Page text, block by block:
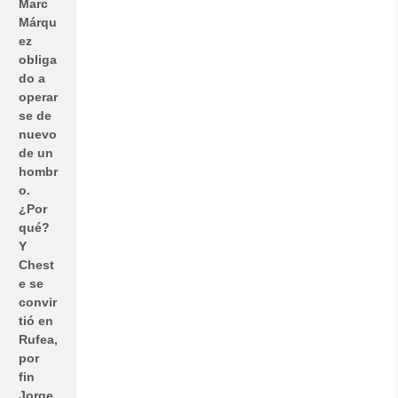
Marc
Márqu
ez
obliga
do a
operar
se de
nuevo
de un
hombr
o.
¿Por
qué?
Y
Chest
e se
convir
tió en
Rufea,
por
fin